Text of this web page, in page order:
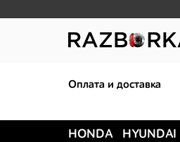
Оплата и доставка
HONDA HYUNDAI